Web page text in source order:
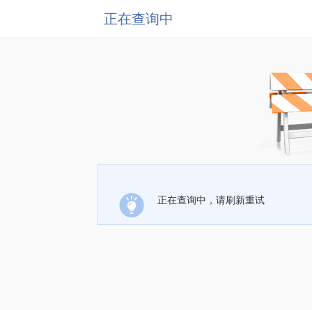
正在查询中
正在查询中，请刷新重试